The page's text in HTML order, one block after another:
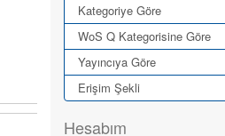
Kategoriye Göre
WoS Q Kategorisine Göre
Yayıncıya Göre
Erişim Şekli
Hesabım